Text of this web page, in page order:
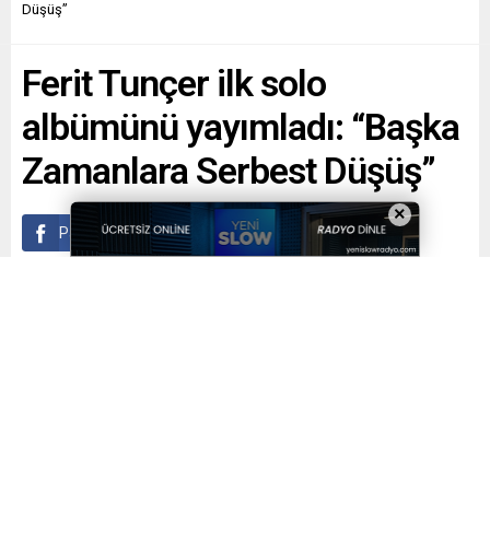
Düşüş”
Ferit Tunçer ilk solo
albümünü yayımladı: “Başka
Zamanlara Serbest Düşüş”
Paylaş Tweetle Gönder
×